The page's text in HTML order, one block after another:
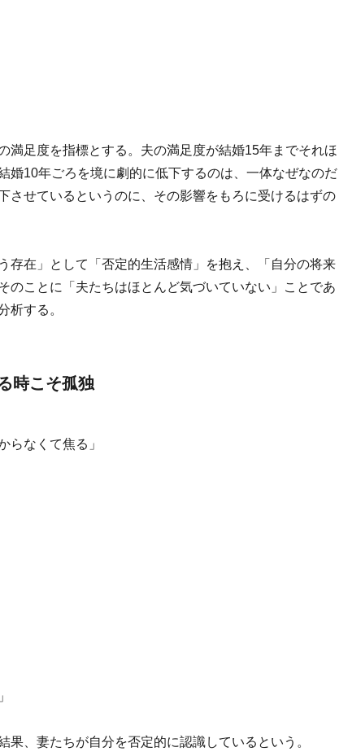
満足度を指標とする。夫の満足度が結婚15年までそれほ
婚10年ごろを境に劇的に低下するのは、一体なぜなのだ
させているというのに、その影響をもろに受けるはずの
存在」として「否定的生活感情」を抱え、「自分の将来
のことに「夫たちはほとんど気づいていない」ことであ
析する。
時こそ孤独
らなくて焦る」
、妻たちが自分を否定的に認識しているという。